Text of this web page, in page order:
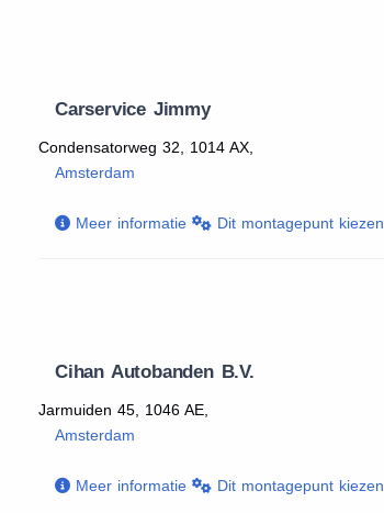
Carservice Jimmy
Condensatorweg 32, 1014 AX,
Amsterdam
Meer informatie Dit montagepunt kiezen
Cihan Autobanden B.V.
Jarmuiden 45, 1046 AE,
Amsterdam
Meer informatie Dit montagepunt kiezen